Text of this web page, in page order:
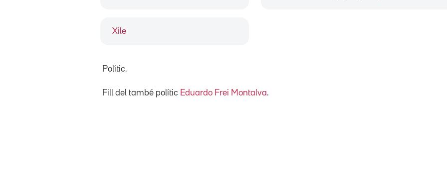
Xile
Polític.
Fill del també polític Eduardo Frei Montalva.